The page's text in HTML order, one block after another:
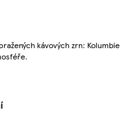
kávových zrn: Kolumbie